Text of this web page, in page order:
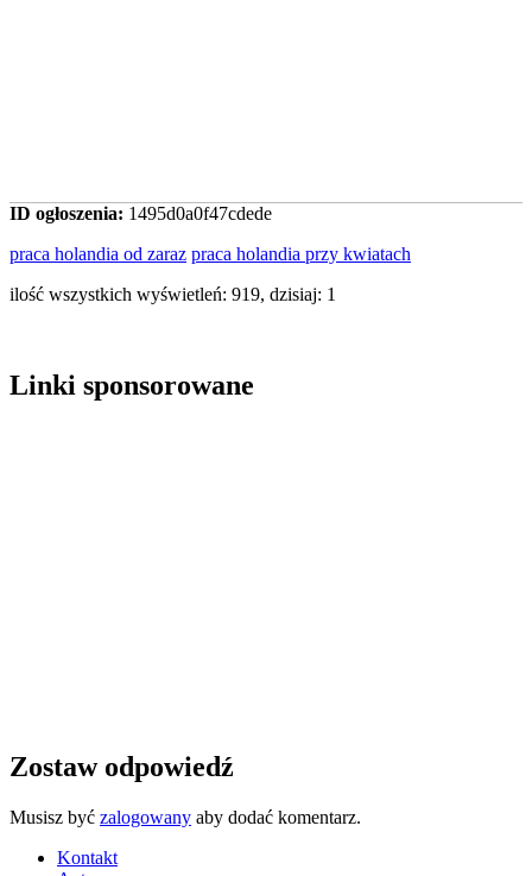
ID ogłoszenia: 1495d0a0f47cdede
praca holandia od zaraz praca holandia przy kwiatach
ilość wszystkich wyświetleń: 919, dzisiaj: 1
Linki sponsorowane
Zostaw odpowiedź
Musisz być zalogowany aby dodać komentarz.
Kontakt